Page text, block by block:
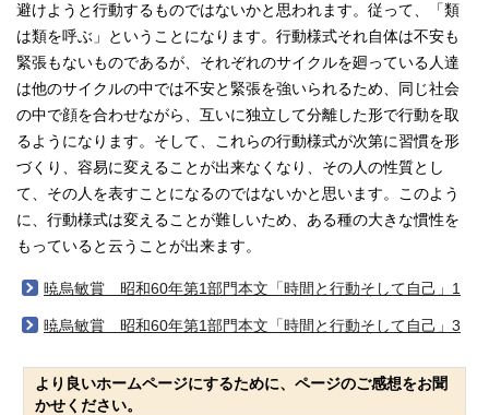
避けようと行動するものではないかと思われます。従って、「類
は類を呼ぶ」ということになります。行動様式それ自体は不安も
緊張もないものであるが、それぞれのサイクルを廻っている人達
は他のサイクルの中では不安と緊張を強いられるため、同じ社会
の中で顔を合わせながら、互いに独立して分離した形で行動を取
るようになります。そして、これらの行動様式が次第に習慣を形
づくり、容易に変えることが出来なくなり、その人の性質とし
て、その人を表すことになるのではないかと思います。このよう
に、行動様式は変えることが難しいため、ある種の大きな慣性を
もっていると云うことが出来ます。
暁烏敏賞 昭和60年第1部門本文「時間と行動そして自己」1
暁烏敏賞 昭和60年第1部門本文「時間と行動そして自己」3
より良いホームページにするために、ページのご感想をお聞
かせください。